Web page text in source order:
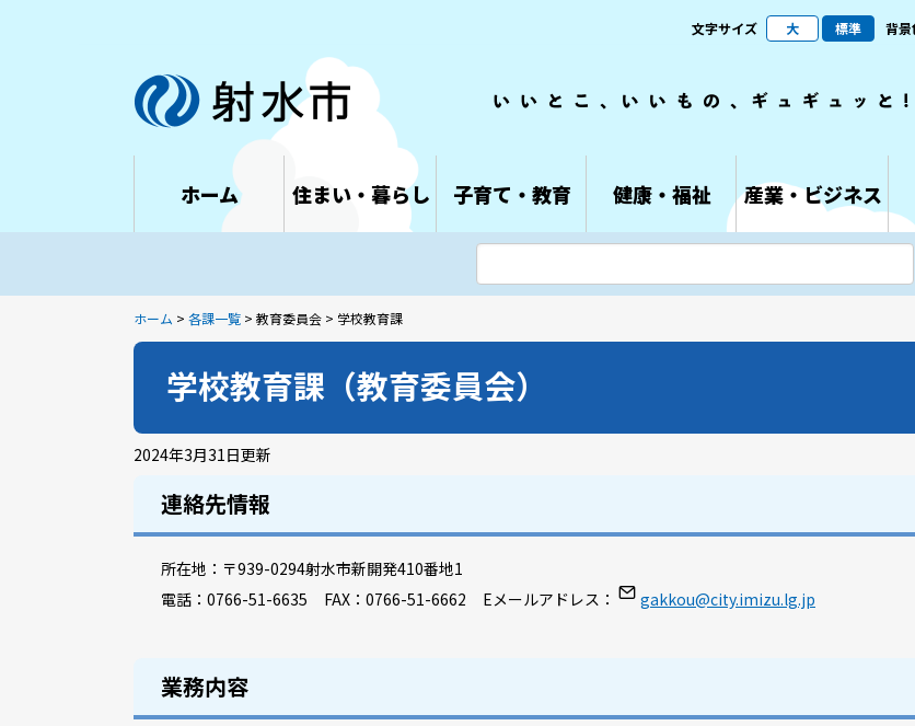
文字サイズ 大 標準 背景
ホーム 住まい・暮らし 子育て・教育 健康・福祉 産業・ビジネス
ホーム > 各課一覧 > 教育委員会 > 学校教育課
学校教育課（教育委員会）
2024年3月31日更新
連絡先情報
所在地： 〒939-0294射水市新開発410番地1
電話： 0766-51-6635 FAX： 0766-51-6662 Eメールアドレス： gakkou@city.imizu.lg.jp
業務内容